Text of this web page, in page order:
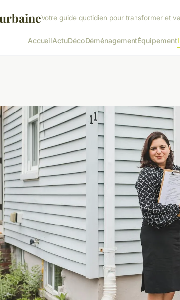
Votre guide quotidien pour transformer et
AccueilActuDécoDéménagementÉquipement